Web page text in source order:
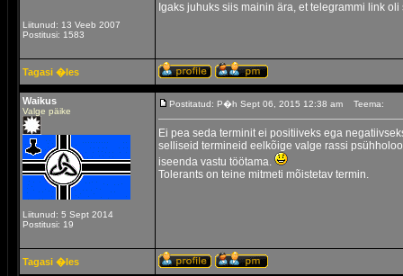
Liitunud: 13 Veeb 2007
Postitusi: 1583
Igaks juhuks siis mainin ära, et telegrammi link
Tagasi �les
Waikus
Valge päike
Liitunud: 5 Sept 2014
Postitusi: 19
Postitatud: P�h Sept 06, 2015 12:38 am Teema:
Ei pea seda terminit ei positiiveks ega
selliseid termineid eelkõige valge rassi
iseenda vastu töötama.
Tolerants on teine mitmeti mõistetav termin.
Tagasi �les